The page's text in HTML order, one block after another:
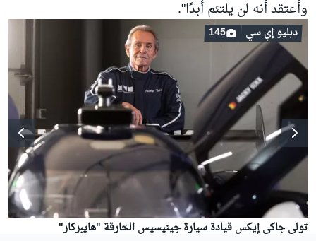
وأعتقد أنه لن يلتئم أبدًا".
تولى جاكي إيكس قيادة سيارة جينيسيس الخارقة "هايبركار"
دبليو إي سي 145